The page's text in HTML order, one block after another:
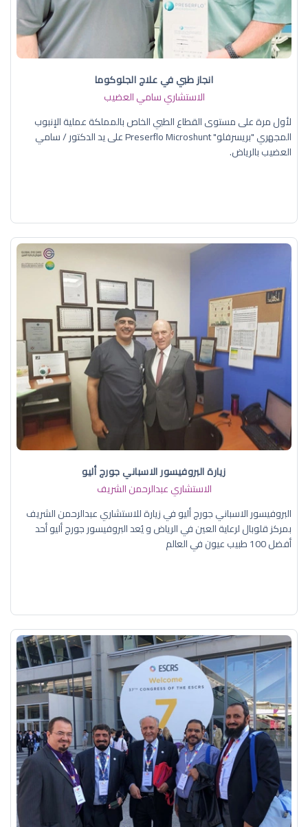
انجاز طبي في علاج الجلوكوما
الاستشاري سامي العضيب
لأول مرة على مستوى القطاع الطبي الخاص بالمملكة عملية الإنبوب
المجهري "بريسرفلو" Preserflo Microshunt على يد الدكتور / سامي
العضيب بالرياض.
زيارة البروفيسور الاسباني جورج أليو
الاستشاري عبدالرحمن الشريف
البروفيسور الاسباني جورج أليو في زيارة للاستشاري عبدالرحمن الشريف
بمركز قلوبال لرعاية العين في الرياض و يُعد البروفيسور جورج أليو أحد
أفضل 100 طبيب عيون في العالم